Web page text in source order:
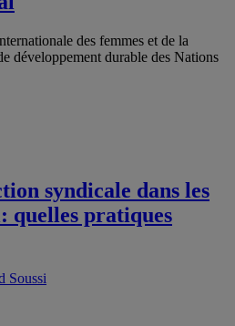
des femmes et de la
développement durable des Nations
syndicale dans les
quelles pratiques
Soussi